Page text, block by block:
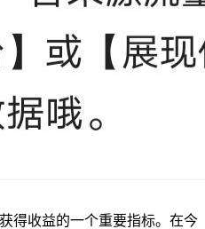
得收益的一个重要指标。在今